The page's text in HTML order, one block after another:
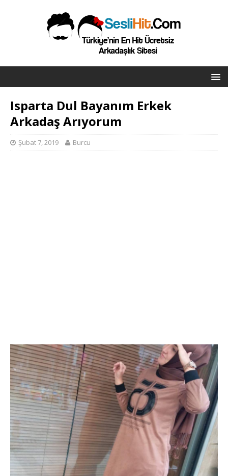
Isparta Dul Bayanım Erkek
Arkadaş Arıyorum
Şubat 7, 2019 Burcu